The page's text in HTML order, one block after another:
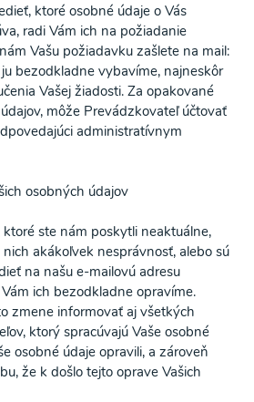
ktoré osobné údaje o Vás
radi Vám ich na požiadanie
Vašu požiadavku zašlete na mail:
bezodkladne vybavíme, najneskôr
Vašej žiadosti. Za opakované
môže Prevádzkovateľ účtovať
administratívnym
osobných údajov
ste nám poskytli neaktuálne,
akákoľvek nesprávnosť, alebo sú
na našu e-mailovú adresu
ich bezodkladne opravíme.
zmene informovať aj všetkých
ktorý spracúvajú Vaše osobné
osobné údaje opravili, a zároveň
že k došlo tejto oprave Vašich